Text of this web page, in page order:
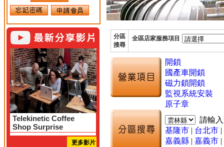
Telekinetic Coffee
Shop Surprise
更多影片
分區
搜尋
全區店家服務項目
開鎖
國產車開鎖
磁力鎖開鎖
監視系統安裝
原子章
請輸
基隆市 | 台北市 |
嘉義縣 | 嘉義市 |